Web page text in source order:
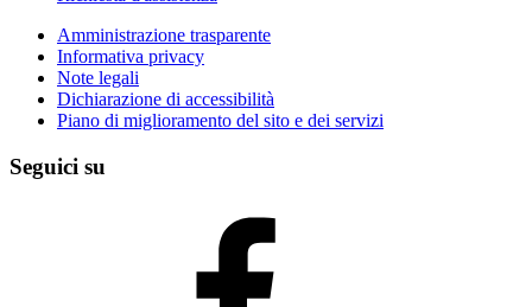
Amministrazione trasparente
Informativa privacy
Note legali
Dichiarazione di accessibilità
Piano di miglioramento del sito e dei servizi
Seguici su